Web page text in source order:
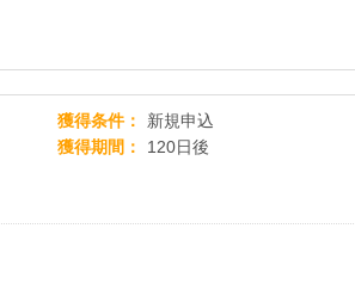
獲得条件
新規申込
獲得期間
120日後